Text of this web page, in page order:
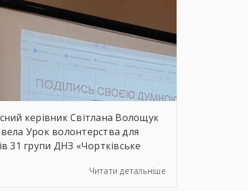
керівник Світлана Волощук
Урок волонтерства для
31 групи ДНЗ «Чортківське
умови не стали на заваді —
Читати детальніше